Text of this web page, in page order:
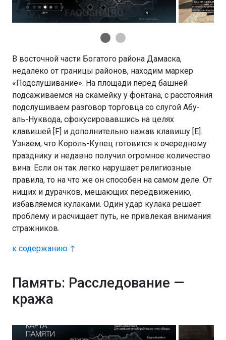
В восточной части Богатого района Дамаска,
недалеко от границы районов, находим маркер
«Подслушивание». На площади перед башней
подсаживаемся на скамейку у фонтана, с расстояния
подслушиваем разговор торговца со слугой Абу-
аль-Нуквода, сфокусировавшись на целях
клавишей [F] и дополнительно нажав клавишу [E].
Узнаем, что Король-Купец готовится к очередному
празднику и недавно получил огромное количество
вина. Если он так легко нарушает религиозные
правила, то на что же он способен на самом деле. От
нищих и дурачков, мешающих передвижению,
избавляемся кулаками. Один удар кулака решает
проблему и расчищает путь, не привлекая внимания
стражников.
к содержанию ↑
Память: Расследование —
кража